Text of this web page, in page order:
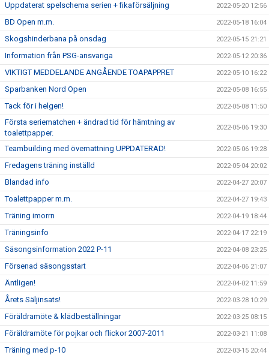
Uppdaterat spelschema serien + fikaförsäljning 2022-05-20 12:56
BD Open m.m. 2022-05-18 16:04
Skogshinderbana på onsdag 2022-05-15 21:21
Information från PSG-ansvariga 2022-05-12 20:36
VIKTIGT MEDDELANDE ANGÅENDE TOAPAPPRET 2022-05-10 16:22
Sparbanken Nord Open 2022-05-08 16:55
Tack för i helgen! 2022-05-08 11:50
Första seriematchen + ändrad tid för hämtning av
toalettpapper.
2022-05-06 19:30
Teambuilding med övernattning UPPDATERAD! 2022-05-06 19:28
Fredagens träning inställd 2022-05-04 20:02
Blandad info 2022-04-27 20:07
Toalettpapper m.m. 2022-04-27 19:43
Träning imorrn 2022-04-19 18:44
Träningsinfo 2022-04-17 22:19
Säsongsinformation 2022 P-11 2022-04-08 23:25
Försenad säsongsstart 2022-04-06 21:07
Äntligen! 2022-04-02 11:59
Årets Säljinsats! 2022-03-28 10:29
Föräldramöte & klädbeställningar 2022-03-25 08:15
Föräldramöte för pojkar och flickor 2007-2011 2022-03-21 11:08
Träning med p-10 2022-03-15 20:44